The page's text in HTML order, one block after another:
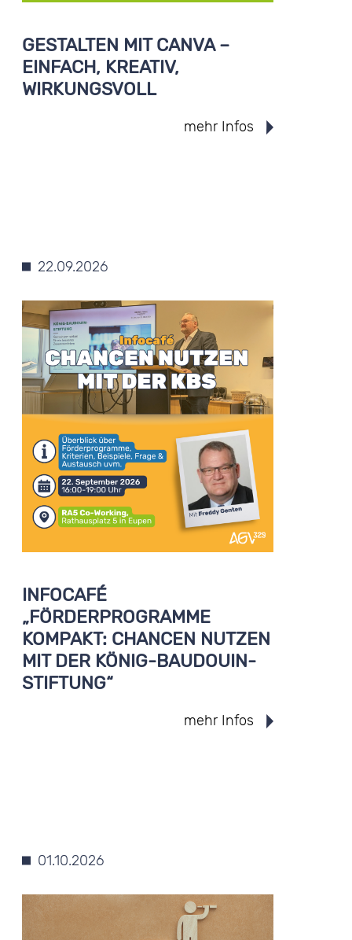
GESTALTEN MIT CANVA –
EINFACH, KREATIV,
WIRKUNGSVOLL
mehr Infos
22.09.2026
INFOCAFÉ
„FÖRDERPROGRAMME
KOMPAKT: CHANCEN NUTZEN
MIT DER KÖNIG-BAUDOUIN-
STIFTUNG“
mehr Infos
01.10.2026